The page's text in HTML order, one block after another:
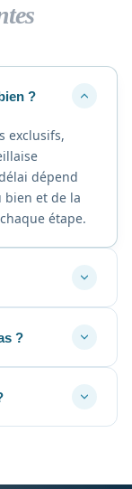
?
exclusifs,
dépend
bien et de la
étape.
?